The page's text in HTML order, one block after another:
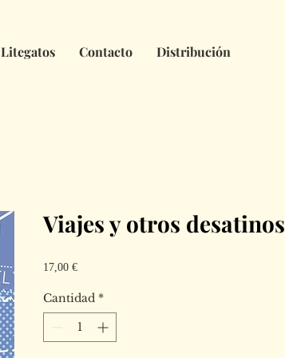
Litegatos Contacto Distribución
Viajes y otros desatinos
17,00 €Precio
Cantidad *